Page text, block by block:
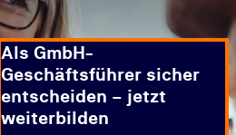
Als GmbH-
Geschäftsführer sicher
entscheiden – jetzt
weiterbilden